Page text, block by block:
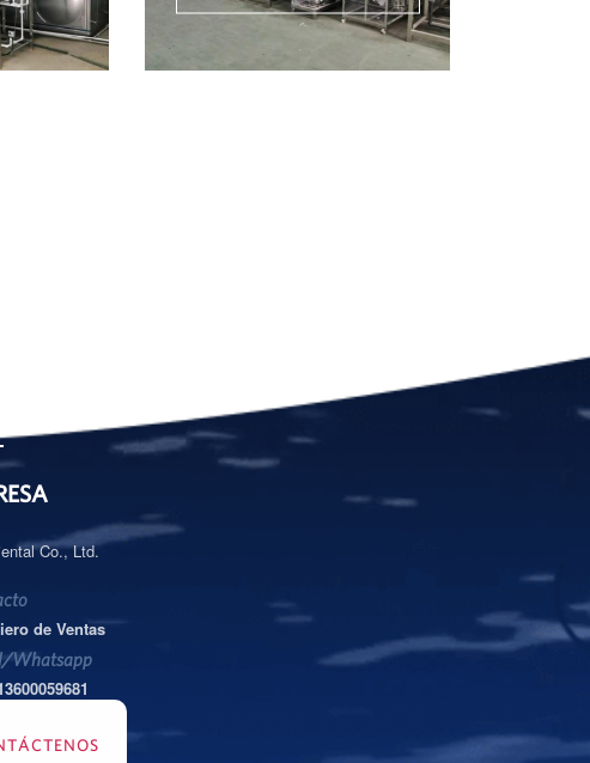
Co., Ltd.
de Ventas
Whatsapp